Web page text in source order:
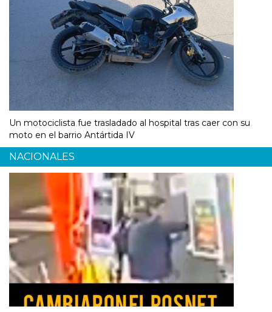
Un motociclista fue trasladado al hospital tras caer con su
moto en el barrio Antártida IV
NACIONALES